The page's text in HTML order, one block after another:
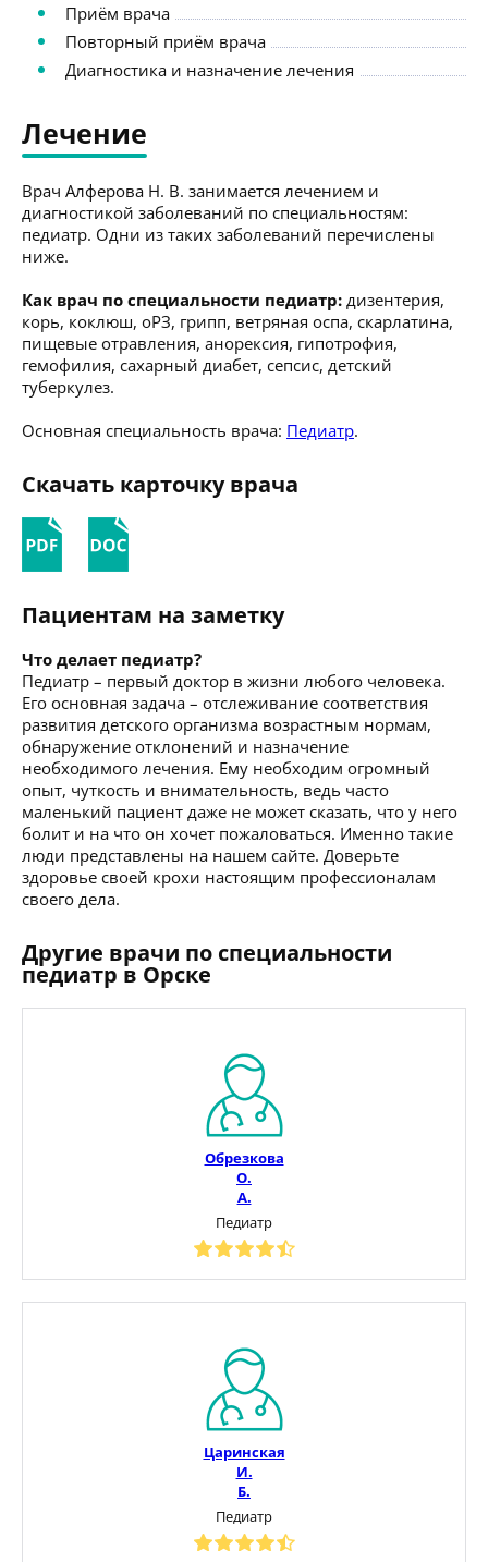
Приём врача
Повторный приём врача
Диагностика и назначение лечения
Лечение
Врач Алферова Н. В. занимается лечением и
диагностикой заболеваний по специальностям:
педиатр. Одни из таких заболеваний перечислены
ниже.
Как врач по специальности педиатр: дизентерия,
корь, коклюш, оРЗ, грипп, ветряная оспа, скарлатина,
пищевые отравления, анорексия, гипотрофия,
гемофилия, сахарный диабет, сепсис, детский
туберкулез.
Основная специальность врача: Педиатр.
Скачать карточку врача
Пациентам на заметку
Что делает педиатр?
Педиатр – первый доктор в жизни любого человека.
Его основная задача – отслеживание соответствия
развития детского организма возрастным нормам,
обнаружение отклонений и назначение
необходимого лечения. Ему необходим огромный
опыт, чуткость и внимательность, ведь часто
маленький пациент даже не может сказать, что у него
болит и на что он хочет пожаловаться. Именно такие
люди представлены на нашем сайте. Доверьте
здоровье своей крохи настоящим профессионалам
своего дела.
Другие врачи по специальности
педиатр в Орске
Обрезкова
О.
А.
Педиатр
Царинская
И.
Б.
Педиатр